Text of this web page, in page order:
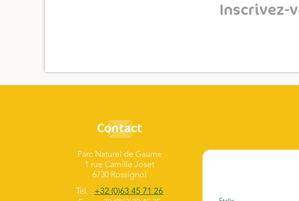
Inscrivez-
Contact
Parc Naturel de Gaume
1 rue Camille Joset
6730 Rossignol
Tel. : +32 (0)63 45 71 26